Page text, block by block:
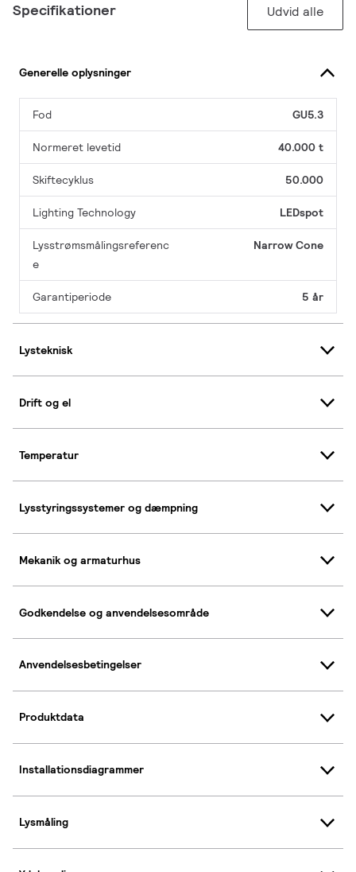
Specifikationer Udvid alle
Generelle oplysninger
Fod GU5.3
Normeret levetid 40.000 t
Skiftecyklus 50.000
Lighting Technology LEDspot
Lysstrømsmålingsreferenc
e
Narrow Cone
Garantiperiode 5 år
Lysteknisk
Drift og el
Temperatur
Lysstyringssystemer og dæmpning
Mekanik og armaturhus
Godkendelse og anvendelsesområde
Anvendelsesbetingelser
Produktdata
Installationsdiagrammer
Lysmåling